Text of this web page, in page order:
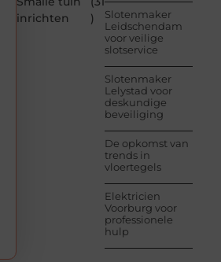
inrichten
)
Slotenmaker
Leidschendam
voor veilige
slotservice
Slotenmaker
Lelystad voor
deskundige
beveiliging
De opkomst van
trends in
vloertegels
Elektricien
Voorburg voor
professionele
hulp